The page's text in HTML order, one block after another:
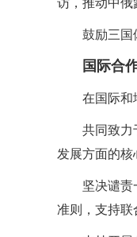
访，推动中俄
鼓励三国
国际合
在国际和
共同致力
发展方面的核
坚决谴责
准则，支持联